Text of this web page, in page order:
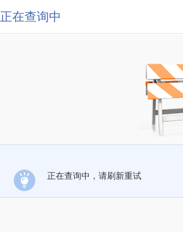
正在查询中
正在查询中，请刷新重试